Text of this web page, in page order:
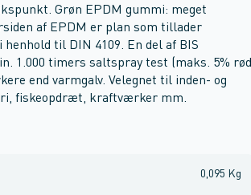
Grøn EPDM gummi: meget
af EPDM er plan som tillader
til DIN 4109. En del af BIS
1.000 timers saltspray test (maks. 5% rød
end varmgalv. Velegnet til inden- og
fiskeopdræt, kraftværker mm.
0,095 Kg